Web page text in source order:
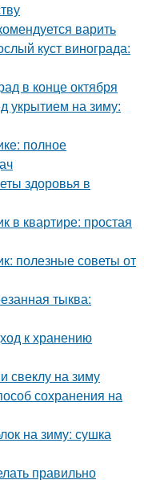
варить
куст винограда:
в конце октября
укрытием на зиму:
полное
здоровья в
в квартире: простая
полезные советы от
тыква:
к хранению
свеклу на зиму
сохранения на
на зиму: сушка
правильно